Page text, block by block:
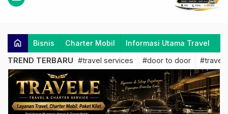
home Bisnis Charter Mobil Informasi Utama Travel
TREND TERBARU #travel services #door to door #travel